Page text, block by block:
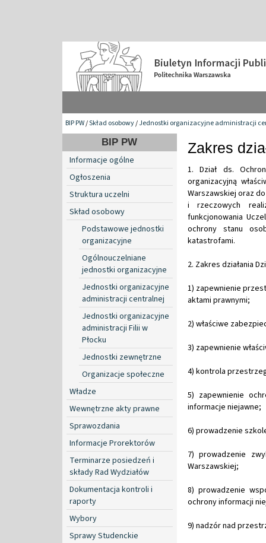
BIP PW/Skład osobowy/Jednostki organizacyjne administracji
BIP PW
Informacje ogólne
Ogłoszenia
Struktura uczelni
Skład osobowy
Podstawowe jednostki
organizacyjne
Ogólnouczelniane
jednostki organizacyjne
Jednostki organizacyjne
administracji centralnej
Jednostki organizacyjne
administracji Filii w
Płocku
Jednostki zewnętrzne
Organizacje społeczne
Władze
Wewnętrzne akty prawne
Sprawozdania
Informacje Prorektorów
Terminarze posiedzeń i
składy Rad Wydziałów
Dokumentacja kontroli i
raporty
Wybory
Sprawy Studenckie
Zakres
1. Dział ds.
organizacyjną
Warszawskiej oraz
i rzeczowych
funkcjonowania
ochrony stanu
katastrofami.
2. Zakres działania
1) zapewnienie
aktami prawnymi;
2) właściwe
3) zapewnienie
4) kontrola
5) zapewnienie
informacje niejawne;
6) prowadzenie
7) prowadzenie
Warszawskiej;
8) prowadzenie
ochrony informacji
9) nadzór nad